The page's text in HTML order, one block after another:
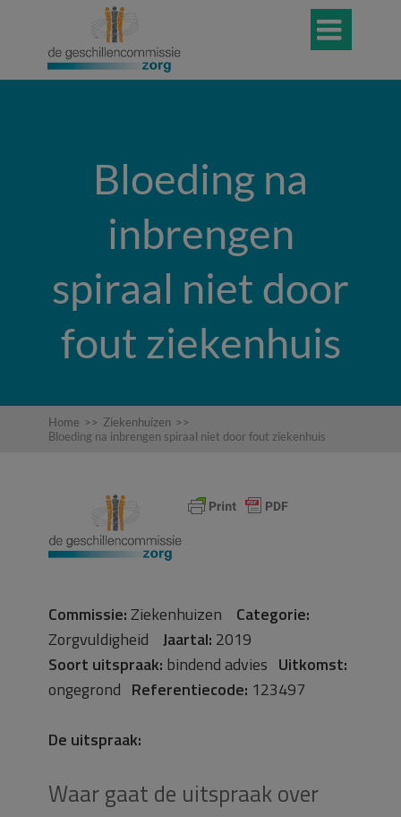

Bloeding na
inbrengen
spiraal niet door
fout ziekenhuis
Home >> Ziekenhuizen >>
Bloeding na inbrengen spiraal niet door fout ziekenhuis
Commissie:Ziekenhuizen Categorie:
Zorgvuldigheid Jaartal: 2019
Soort uitspraak: bindend advies Uitkomst:
ongegrond Referentiecode: 123497
De uitspraak:
Waar gaat de uitspraak over